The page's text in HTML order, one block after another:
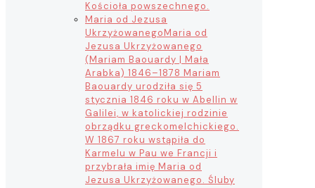
Kościoła powszechnego.
Maria od Jezusa
UkrzyżowanegoMaria od
Jezusa Ukrzyżowanego
(Mariam Baouardy | Mała
Arabka) 1846–1878 Mariam
Baouardy urodziła się 5
stycznia 1846 roku w Abellin w
Galilei, w katolickiej rodzinie
obrządku greckomelchickiego.
W 1867 roku wstąpiła do
Karmelu w Pau we Francji i
przybrała imię Maria od
Jezusa Ukrzyżowanego. Śluby